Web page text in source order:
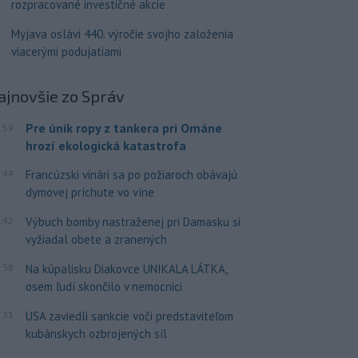
rozpracované investičné akcie
Myjava oslávi 440. výročie svojho založenia
viacerými podujatiami
zo Správ
Pre únik ropy z tankera pri Ománe
hrozí ekologická katastrofa
Francúzski vinári sa po požiaroch obávajú
dymovej príchute vo víne
Výbuch bomby nastraženej pri Damasku si
vyžiadal obete a zranených
Na kúpalisku Diakovce UNIKALA LÁTKA,
osem ľudí skončilo v nemocnici
USA zaviedli sankcie voči predstaviteľom
kubánskych ozbrojených síl